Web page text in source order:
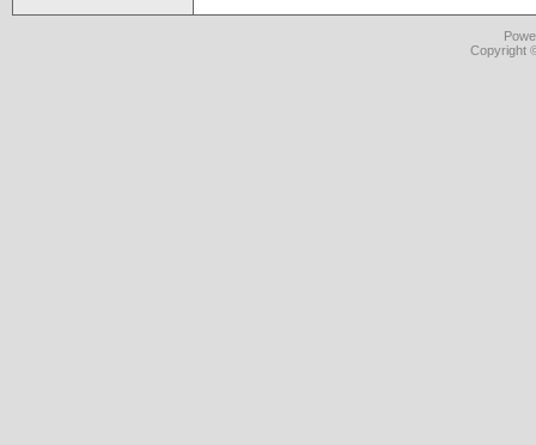
Copyright